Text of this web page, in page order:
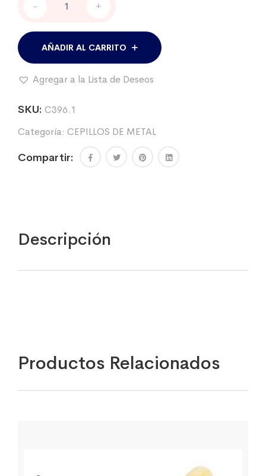
escurridor,
metal
y
goma.
plástico.
- +
AÑADIR AL CARRITO
Agregar a la Lista de Deseos
SKU: C396.1
Categoría: CEPILLOS DE METAL
Compartir:
Descripción
Productos Relacionados